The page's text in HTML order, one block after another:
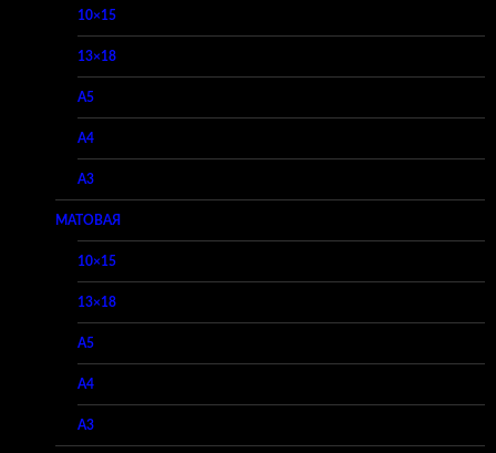
10×15
13×18
A5
A4
A3
МАТОВАЯ
10×15
13×18
A5
A4
A3